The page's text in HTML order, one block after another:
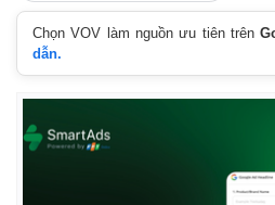
Chọn VOV làm nguồn ưu tiên trên
dẫn.